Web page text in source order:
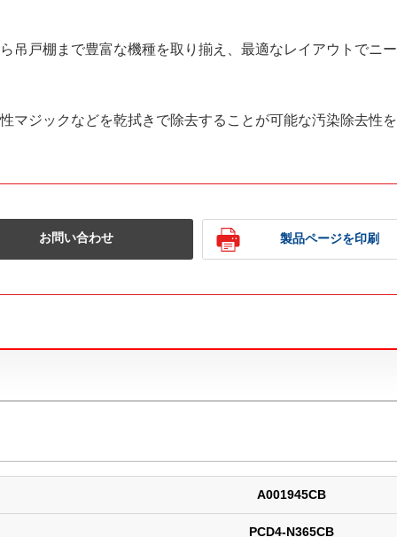
吊戸棚まで豊富な機種を取り揃え、最適なレイアウトでニ
マジックなどを乾拭きで除去することが可能な汚染除去性
お問い合わせ 製品ページを印刷
A001945CB
PCD4-N365CB